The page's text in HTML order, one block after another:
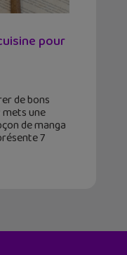
pour
de bons
une
de manga
7